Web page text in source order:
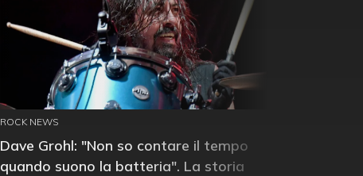
ROCK NEWS
Dave Grohl: "Non so contare il tempo
quando suono la batteria". La storia